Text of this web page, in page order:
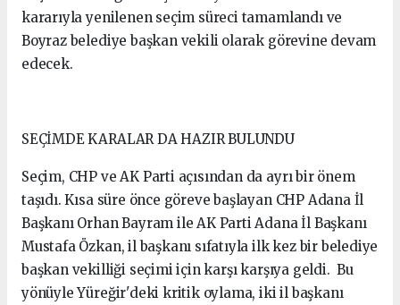
kararıyla yenilenen seçim süreci tamamlandı ve
Boyraz belediye başkan vekili olarak görevine devam
edecek.
SEÇİMDE KARALAR DA HAZIR BULUNDU
Seçim, CHP ve AK Parti açısından da ayrı bir önem
taşıdı. Kısa süre önce göreve başlayan CHP Adana İl
Başkanı Orhan Bayram ile AK Parti Adana İl Başkanı
Mustafa Özkan, il başkanı sıfatıyla ilk kez bir belediye
başkan vekilliği seçimi için karşı karşıya geldi. Bu
yönüyle Yüreğir'deki kritik oylama, iki il başkanı